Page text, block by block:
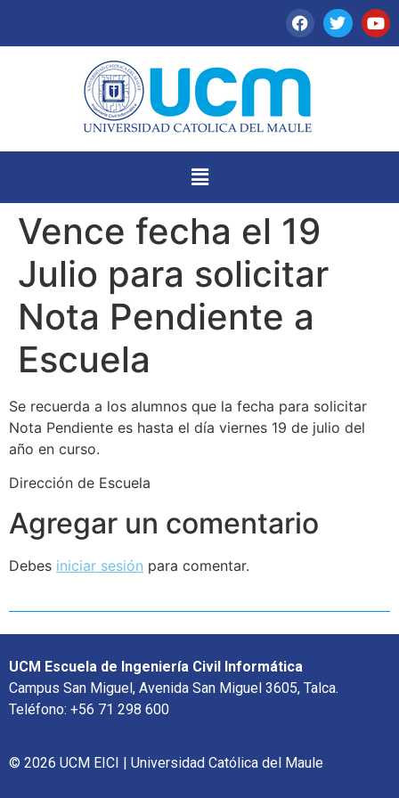
Vence fecha el 19
Julio para solicitar
Nota Pendiente a
Escuela
Se recuerda a los alumnos que la fecha para solicitar
Nota Pendiente es hasta el día viernes 19 de julio del
año en curso.
Dirección de Escuela
Agregar un comentario
Debes iniciar sesión para comentar.
UCM Escuela de Ingeniería Civil Informática
Campus San Miguel, Avenida San Miguel 3605, Talca.
Teléfono: +56 71 298 600
© 2026 UCM EICI | Universidad Católica del Maule